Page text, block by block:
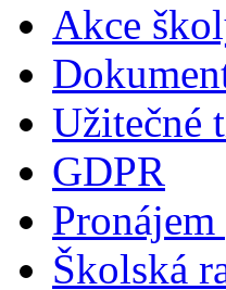
Akce
Užitečné
GDPR
Školská